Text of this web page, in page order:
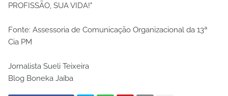
PROFISSÃO, SUA VIDA!"
Fonte: Assessoria de Comunicação Organizacional da 13ª
Cia PM
Jornalista Sueli Teixeira
Blog Boneka Jaíba